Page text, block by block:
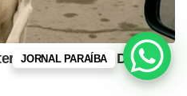
JORNAL PARAÍBA